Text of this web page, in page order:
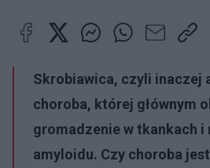
Skrobiawica, czyli inaczej
choroba, której głównym
gromadzenie w tkankach i
amyloidu. Czy choroba